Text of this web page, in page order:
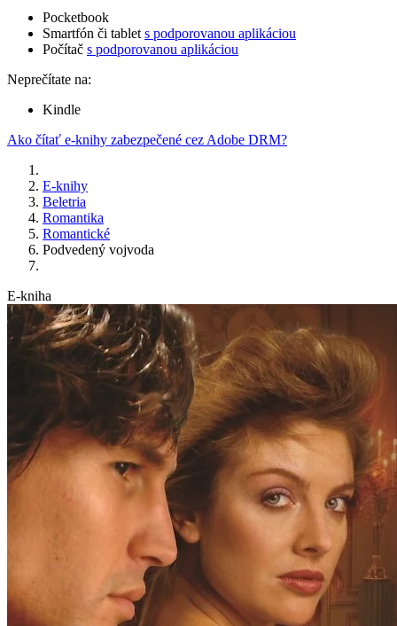
Pocketbook
Smartfón či tablet s podporovanou aplikáciou
Počítač s podporovanou aplikáciou
Neprečítate na:
Kindle
Ako čítať e-knihy zabezpečené cez Adobe DRM?
E-knihy
Beletria
Romantika
Romantické
Podvedený vojvoda
E-kniha